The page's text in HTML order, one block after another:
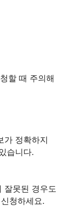
할 때 주의해
가 정확하지
습니다.
잘못된 경우도
청하세요.